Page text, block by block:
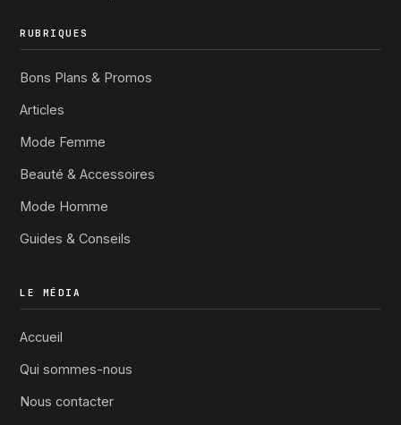
RUBRIQUES
Bons Plans & Promos
Articles
Mode Femme
Beauté & Accessoires
Mode Homme
Guides & Conseils
LE MÉDIA
Accueil
Qui sommes-nous
Nous contacter